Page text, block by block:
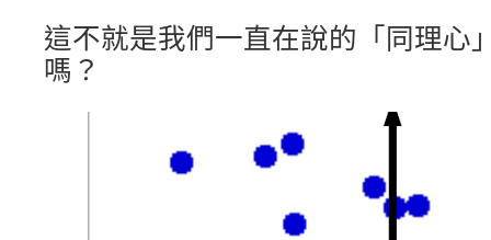
這不就是我們一直在說的「同理心
嗎？